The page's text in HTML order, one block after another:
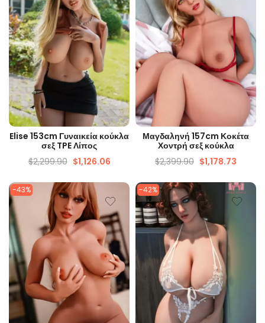
ΓΡΉΓΟΡΗ ΜΑΤΙΆ
Elise 153cm Γυναικεία κούκλα
σεξ TPE Λίπος
$2,299.90 $1,126.06
ΓΡΉΓΟΡΗ ΜΑΤΙΆ
Μαγδαληνή 157cm Κοκέτα
Χοντρή σεξ κούκλα
$2,399.90 $1,178.73
-43% -42%